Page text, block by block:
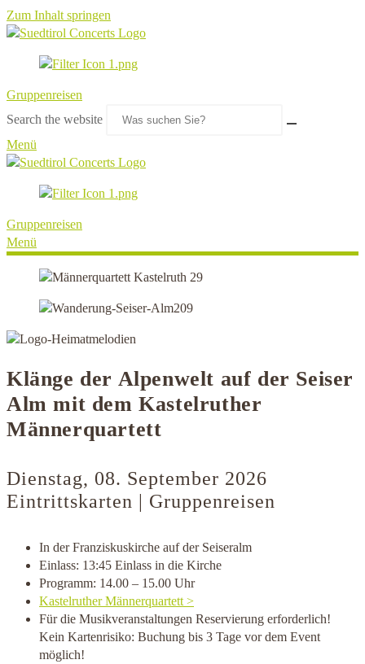
Zum Inhalt springen
Gruppenreisen
Search the website
Menü
Gruppenreisen
Menü
Klänge der Alpenwelt auf der Seiser
Alm mit dem Kastelruther
Männerquartett
Dienstag, 08. September 2026
Eintrittskarten | Gruppenreisen
In der Franziskuskirche auf der Seiseralm
Einlass: 13:45 Einlass in die Kirche
Programm: 14.00 – 15.00 Uhr
Kastelruther Männerquartett >
Für die Musikveranstaltungen Reservierung erforderlich!
Kein Kartenrisiko: Buchung bis 3 Tage vor dem Event
möglich!